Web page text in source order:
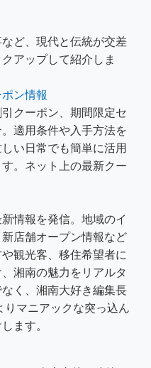
ど、現代と伝統が交差
アップして紹介しま
ン情報
クーポン、期間限定セ
適用条件や入手方法を
い日常でも簡単に活用
。ネット上の最新クー
情報を発信。地域のイ
店舗オープン情報など
観光客、移住希望者に
湘南の魅力をリアルタ
く、湘南大好き編集長
りマニアックな突っ込ん
ます。